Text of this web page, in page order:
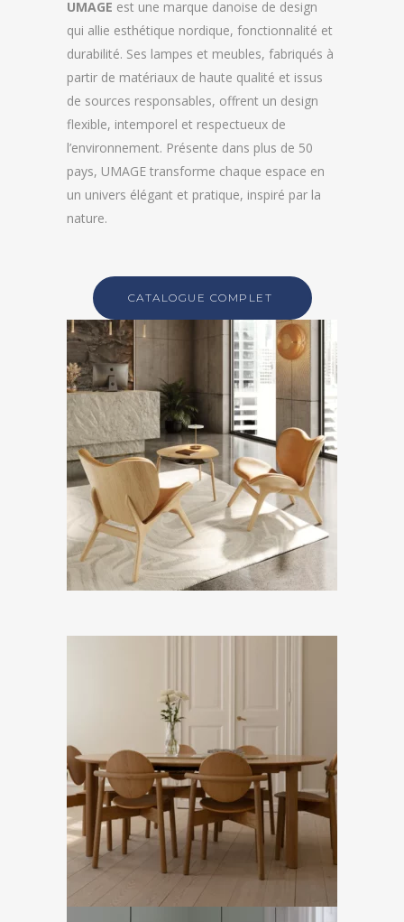
UMAGE est une marque danoise de design
qui allie esthétique nordique, fonctionnalité et
durabilité. Ses lampes et meubles, fabriqués à
partir de matériaux de haute qualité et issus
de sources responsables, offrent un design
flexible, intemporel et respectueux de
l’environnement. Présente dans plus de 50
pays, UMAGE transforme chaque espace en
un univers élégant et pratique, inspiré par la
nature.
CATALOGUE COMPLET